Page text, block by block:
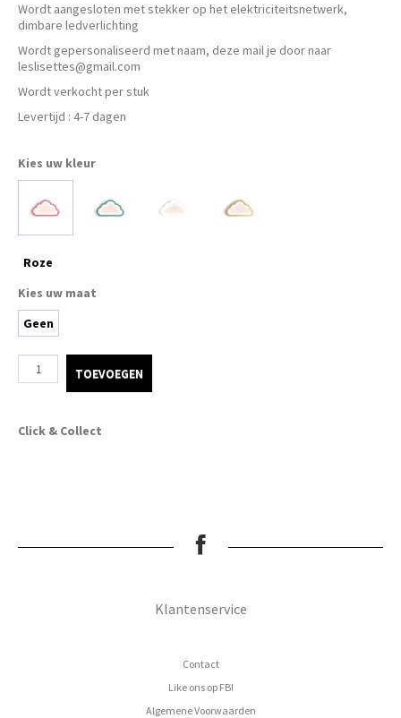
Kleine Prijsjes
Tips & Tricks
Thermomix TM7
Wordt aangesloten met stekker op het elektriciteitsnetwerk,
dimbare ledverlichting
Wordt gepersonaliseerd met naam, deze mail je door naar
leslisettes@gmail.com
Wordt verkocht per stuk
Levertijd : 4-7 dagen
Kies uw kleur
Roze
Kies uw maat
Geen
TOEVOEGEN
Click & Collect
Klantenservice
Contact
Like ons op FB!
Algemene Voorwaarden